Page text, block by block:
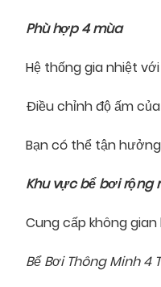
Phù hợp 4 mùa
Hệ thống gia nhiệt
Điều chỉnh độ ấm
Bạn có thể tận
Khu vực bể bơi rộng
Cung cấp không
Bể Bơi Thông Minh 4